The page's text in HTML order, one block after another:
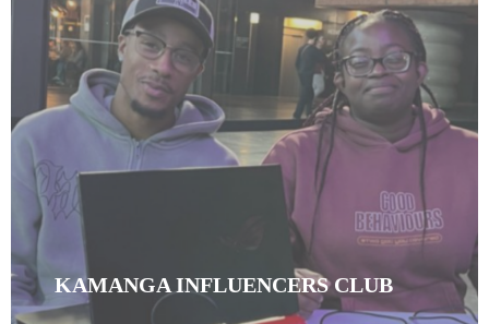
KAMANGA INFLUENCERS CLUB